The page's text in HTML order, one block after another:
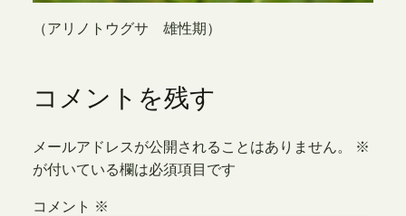
（アリノトウグサ 雄性期）
コメントを残す
メールアドレスが公開されることはありません。
※
が付いている欄は必須項目です
コメント ※